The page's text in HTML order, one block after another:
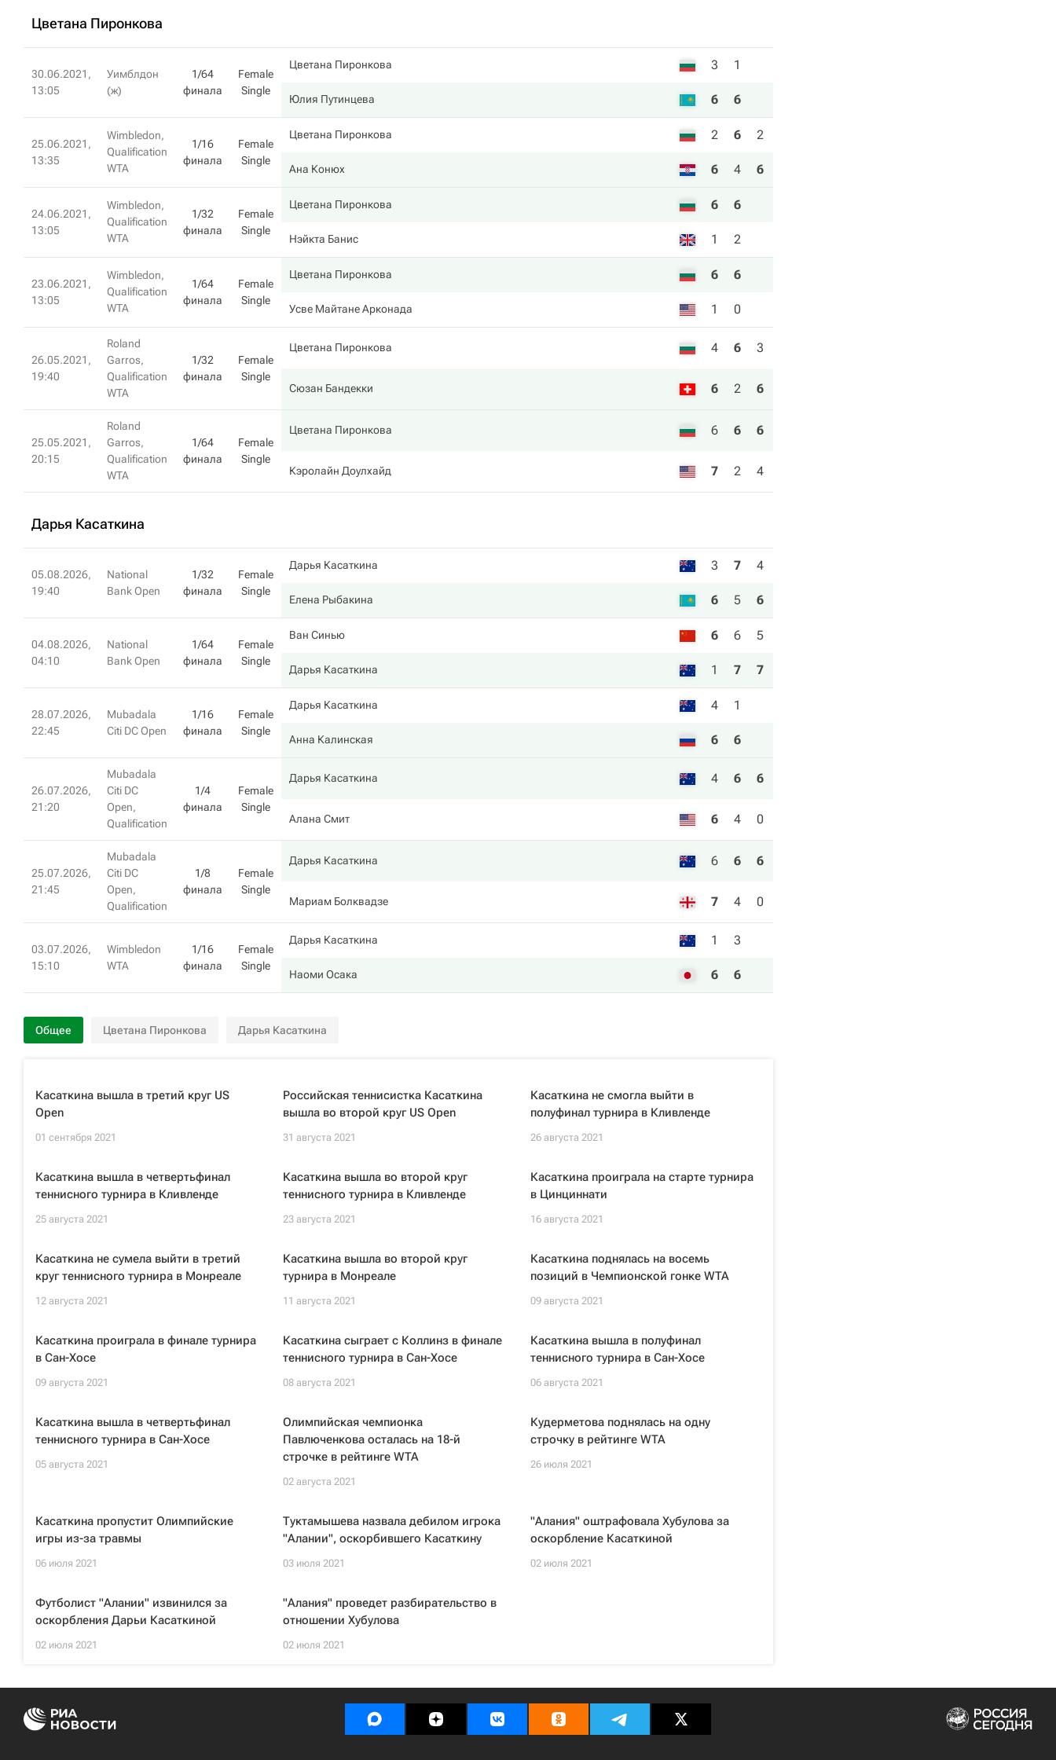
Цветана Пиронкова
30.06.2021,
13:05
Уимблдон
(ж)
1/64
финала
Female
Single
Цветана Пиронкова 3 1
Юлия Путинцева 6 6
25.06.2021,
13:35
Wimbledon,
Qualification
WTA
1/16
финала
Female
Single
Цветана Пиронкова 2 6 2
Ана Конюх 6 4 6
24.06.2021,
13:05
Wimbledon,
Qualification
WTA
1/32
финала
Female
Single
Цветана Пиронкова 6 6
Нэйкта Банис 1 2
23.06.2021,
13:05
Wimbledon,
Qualification
WTA
1/64
финала
Female
Single
Цветана Пиронкова 6 6
Усве Майтане Арконада 1 0
26.05.2021,
19:40
Roland
Garros,
Qualification
WTA
1/32
финала
Female
Single
Цветана Пиронкова 4 6 3
Сюзан Бандекки 6 2 6
25.05.2021,
20:15
Roland
Garros,
Qualification
WTA
1/64
финала
Female
Single
Цветана Пиронкова 6 6 6
Кэролайн Доулхайд 7 2 4
Дарья Касаткина
05.08.2026,
19:40
National
Bank Open
1/32
финала
Female
Single
Дарья Касаткина 3 7 4
Елена Рыбакина 6 5 6
04.08.2026,
04:10
National
Bank Open
1/64
финала
Female
Single
Ван Синью 6 6 5
Дарья Касаткина 1 7 7
28.07.2026,
22:45
Mubadala
Citi DC Open
1/16
финала
Female
Single
Дарья Касаткина 4 1
Анна Калинская 6 6
26.07.2026,
21:20
Mubadala
Citi DC
Open,
Qualification
1/4
финала
Female
Single
Дарья Касаткина 4 6 6
Алана Смит 6 4 0
25.07.2026,
21:45
Mubadala
Citi DC
Open,
Qualification
1/8
финала
Female
Single
Дарья Касаткина 6 6 6
Мариам Болквадзе 7 4 0
03.07.2026,
15:10
Wimbledon
WTA
1/16
финала
Female
Single
Дарья Касаткина 1 3
Наоми Осака 6 6
Общее Цветана Пиронкова Дарья Касаткина
Касаткина вышла в третий круг US
Open
01 сентября 2021
Российская теннисистка Касаткина
вышла во второй круг US Open
31 августа 2021
Касаткина не смогла выйти в
полуфинал турнира в Кливленде
26 августа 2021
Касаткина вышла в четвертьфинал
теннисного турнира в Кливленде
25 августа 2021
Касаткина вышла во второй круг
теннисного турнира в Кливленде
23 августа 2021
Касаткина проиграла на старте турнира
в Цинциннати
16 августа 2021
Касаткина не сумела выйти в третий
круг теннисного турнира в Монреале
12 августа 2021
Касаткина вышла во второй круг
турнира в Монреале
11 августа 2021
Касаткина поднялась на восемь
позиций в Чемпионской гонке WTA
09 августа 2021
Касаткина проиграла в финале турнира
в Сан-Хосе
09 августа 2021
Касаткина сыграет с Коллинз в финале
теннисного турнира в Сан-Хосе
08 августа 2021
Касаткина вышла в полуфинал
теннисного турнира в Сан-Хосе
06 августа 2021
Касаткина вышла в четвертьфинал
теннисного турнира в Сан-Хосе
05 августа 2021
Олимпийская чемпионка
Павлюченкова осталась на 18-й
строчке в рейтинге WTA
02 августа 2021
Кудерметова поднялась на одну
строчку в рейтинге WTA
26 июля 2021
Касаткина пропустит Олимпийские
игры из-за травмы
06 июля 2021
Туктамышева назвала дебилом игрока
"Алании", оскорбившего Касаткину
03 июля 2021
"Алания" оштрафовала Хубулова за
оскорбление Касаткиной
02 июля 2021
Футболист "Алании" извинился за
оскорбления Дарьи Касаткиной
02 июля 2021
"Алания" проведет разбирательство в
отношении Хубулова
02 июля 2021